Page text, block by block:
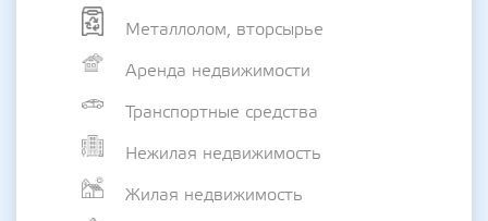
Металлолом, вторсырье
Аренда недвижимости
Транспортные средства
Нежилая недвижимость
Жилая недвижимость